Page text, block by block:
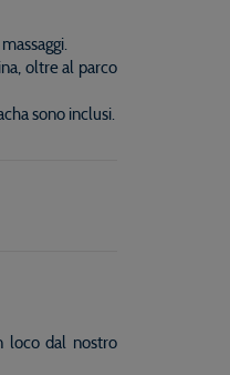
oltre al parco
sono inclusi.
loco dal nostro